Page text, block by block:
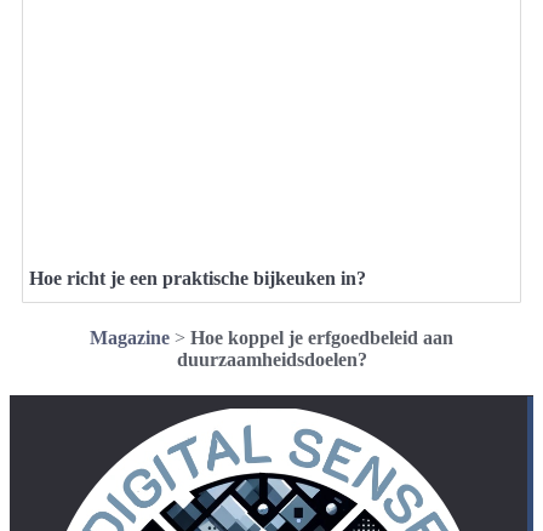
Hoe richt je een praktische bijkeuken in?
Magazine > Hoe koppel je erfgoedbeleid aan
duurzaamheidsdoelen?